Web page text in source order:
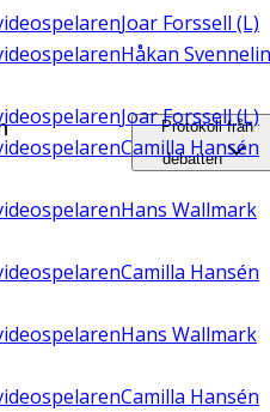
Joar Forssell (L)
Håkan
Joar Forssell (L)
Camilla Hansén
Hans Wallmark
Camilla Hansén
Hans Wallmark
Camilla Hansén
Protokoll från
debatten